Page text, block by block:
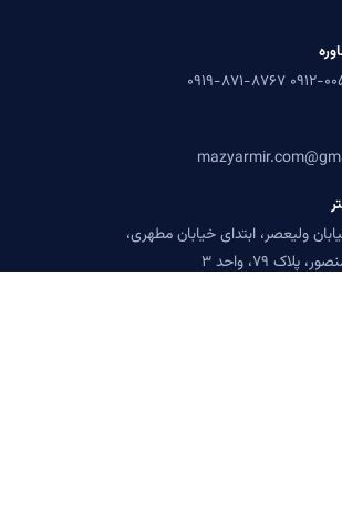
۴۸۷۳ ۰۹۱۹-۸۷۱-۸۷۶۷
ولیعصر، ابتدای خیابان مطهری،
پلاک ۷۹، واحد ۳